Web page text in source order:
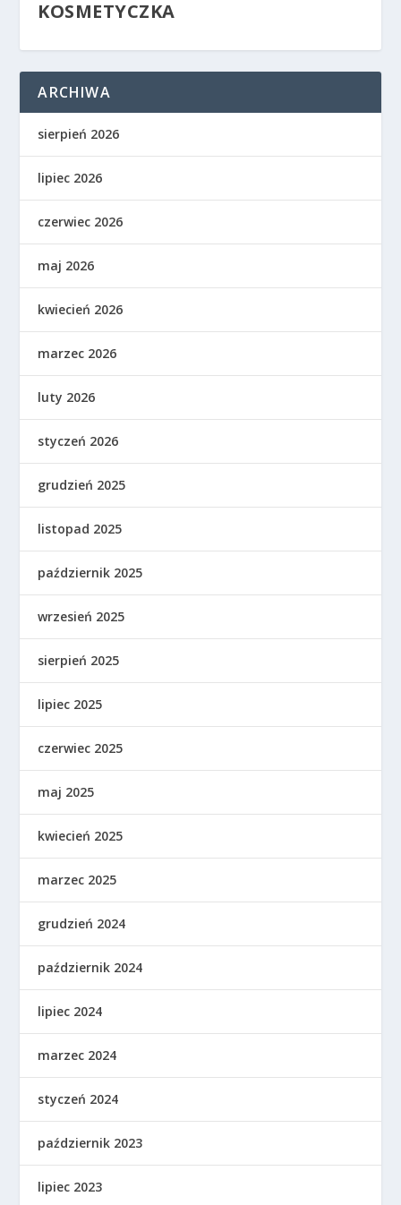
KOSMETYCZKA
ARCHIWA
sierpień 2026
lipiec 2026
czerwiec 2026
maj 2026
kwiecień 2026
marzec 2026
luty 2026
styczeń 2026
grudzień 2025
listopad 2025
październik 2025
wrzesień 2025
sierpień 2025
lipiec 2025
czerwiec 2025
maj 2025
kwiecień 2025
marzec 2025
grudzień 2024
październik 2024
lipiec 2024
marzec 2024
styczeń 2024
październik 2023
lipiec 2023